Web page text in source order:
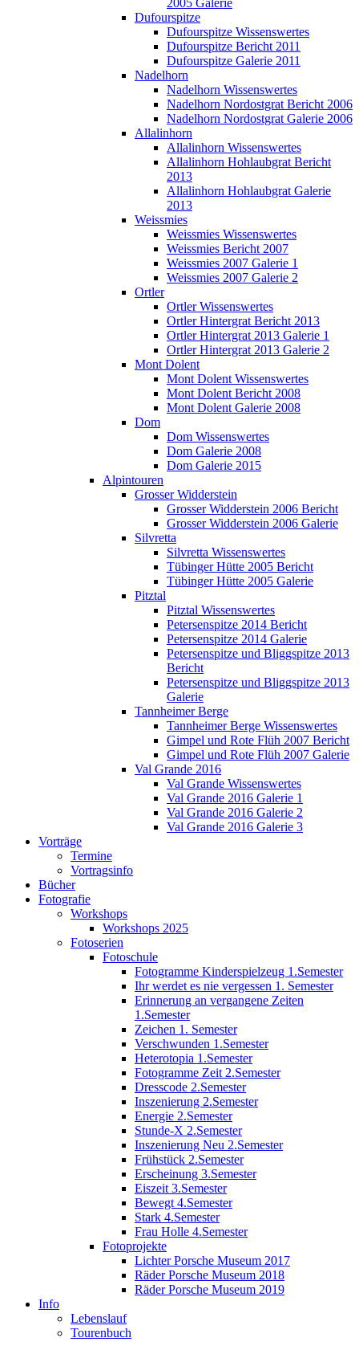
2005 Galerie
Dufourspitze
Dufourspitze Wissenswertes
Dufourspitze Bericht 2011
Dufourspitze Galerie 2011
Nadelhorn
Nadelhorn Wissenswertes
Nadelhorn Nordostgrat Bericht 2006
Nadelhorn Nordostgrat Galerie 2006
Allalinhorn
Allalinhorn Wissenswertes
Allalinhorn Hohlaubgrat Bericht
2013
Allalinhorn Hohlaubgrat Galerie
2013
Weissmies
Weissmies Wissenswertes
Weissmies Bericht 2007
Weissmies 2007 Galerie 1
Weissmies 2007 Galerie 2
Ortler
Ortler Wissenswertes
Ortler Hintergrat Bericht 2013
Ortler Hintergrat 2013 Galerie 1
Ortler Hintergrat 2013 Galerie 2
Mont Dolent
Mont Dolent Wissenswertes
Mont Dolent Bericht 2008
Mont Dolent Galerie 2008
Dom
Dom Wissenswertes
Dom Galerie 2008
Dom Galerie 2015
Alpintouren
Grosser Widderstein
Grosser Widderstein 2006 Bericht
Grosser Widderstein 2006 Galerie
Silvretta
Silvretta Wissenswertes
Tübinger Hütte 2005 Bericht
Tübinger Hütte 2005 Galerie
Pitztal
Pitztal Wissenswertes
Petersenspitze 2014 Bericht
Petersenspitze 2014 Galerie
Petersenspitze und Bliggspitze 2013
Bericht
Petersenspitze und Bliggspitze 2013
Galerie
Tannheimer Berge
Tannheimer Berge Wissenswertes
Gimpel und Rote Flüh 2007 Bericht
Gimpel und Rote Flüh 2007 Galerie
Val Grande 2016
Val Grande Wissenswertes
Val Grande 2016 Galerie 1
Val Grande 2016 Galerie 2
Val Grande 2016 Galerie 3
Vorträge
Termine
Vortragsinfo
Bücher
Fotografie
Workshops
Workshops 2025
Fotoserien
Fotoschule
Fotogramme Kinderspielzeug 1.Semester
Ihr werdet es nie vergessen 1. Semester
Erinnerung an vergangene Zeiten
1.Semester
Zeichen 1. Semester
Verschwunden 1.Semester
Heterotopia 1.Semester
Fotogramme Zeit 2.Semester
Dresscode 2.Semester
Inszenierung 2.Semester
Energie 2.Semester
Stunde-X 2.Semester
Inszenierung Neu 2.Semester
Frühstück 2.Semester
Erscheinung 3.Semester
Eiszeit 3.Semester
Bewegt 4.Semester
Stark 4.Semester
Frau Holle 4.Semester
Fotoprojekte
Lichter Porsche Museum 2017
Räder Porsche Museum 2018
Räder Porsche Museum 2019
Info
Lebenslauf
Tourenbuch